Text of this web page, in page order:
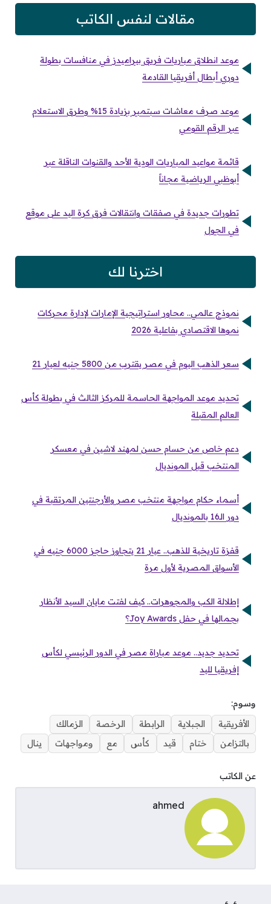
مقالات لنفس الكاتب
موعد انطلاق مباريات فريق بيراميدز في منافسات بطولة
دوري أبطال أفريقيا القادمة
موعد صرف معاشات سبتمبر بزيادة 15% وطرق الاستعلام
عبر الرقم القومي
قائمة مواعيد المباريات الودية الأحد والقنوات الناقلة عبر
أبوظبي الرياضية مجاناً
تطورات جديدة في صفقات وانتقالات فرق كرة اليد على موقع
في الجول
اخترنا لك
نموذج عالمي.. محاور استراتيجية الإمارات لإدارة محركات
نموها الاقتصادي بفاعلية 2026
سعر الذهب اليوم في مصر يقترب من 5800 جنيه لعيار 21
تحديد موعد المواجهة الحاسمة للمركز الثالث في بطولة كأس
العالم المقبلة
دعم خاص من حسام حسن لمهند لاشين في معسكر
المنتخب قبل المونديال
أسماء حكام مواجهة منتخب مصر والأرجنتين المرتقبة في
دور الـ16 بالمونديال
قفزة تاريخية للذهب.. عيار 21 يتجاوز حاجز 6000 جنيه في
الأسواق المصرية لأول مرة
إطلالة الكب والمجوهرات.. كيف لفتت مايان السيد الأنظار
بجمالها في حفل Joy Awards؟
تحديد جديد.. موعد مباراة مصر في الدور الرئيسي لكأس
إفريقيا لليد
وسوم:
الأفريقية
الجبلاية الرابطة الرخصة
الزمالك
بالتزامن
ختام قيد كأس مع ومواجهات ينال
عن الكاتب
ahmed